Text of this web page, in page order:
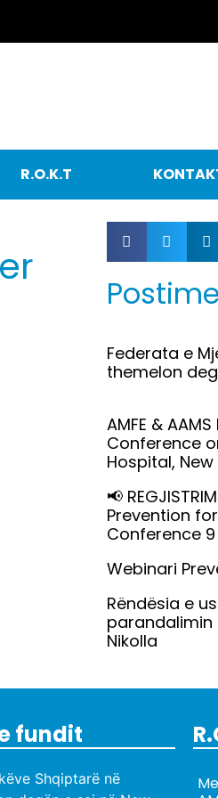
R.O.K.T
Federata e
themelon
AMFE &
Conference
Hospital, New
📢
Prevention
Conference
Webinari
Rëndësia e
parandalimin
Nikolla
fundit
Shqiptarë në